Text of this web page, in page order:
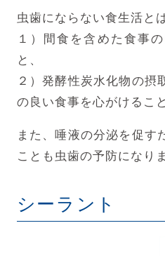
虫歯にならない食生活と
１）間食を含めた食事
と、
２）発酵性炭水化物の摂
の良い食事を心がけるこ
また、唾液の分泌を促す
ことも虫歯の予防になり
シーラント